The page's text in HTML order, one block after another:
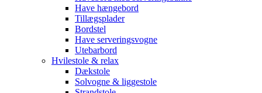
Have hængebord
Tillægsplader
Bordstel
Have serveringsvogne
Utebarbord
Hvilestole & relax
Dækstole
Solvogne & liggestole